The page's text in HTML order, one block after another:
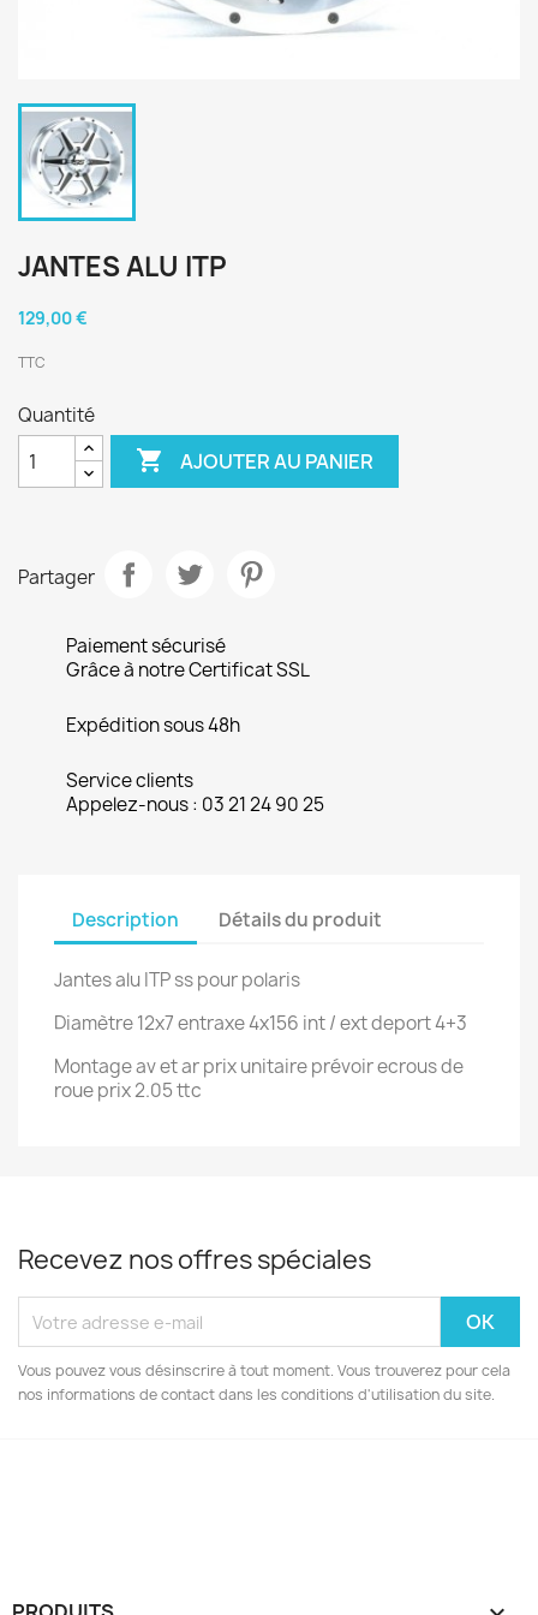
JANTES ALU ITP
129,00 €
TTC
Quantité
 AJOUTER AU PANIER
Partager
Paiement sécurisé
Grâce à notre Certificat SSL
Expédition sous 48h
Service clients
Appelez-nous : 03 21 24 90 25
Description Détails du produit
Jantes alu ITP ss pour polaris
Diamètre 12x7 entraxe 4x156 int / ext deport 4+3
Montage av et ar prix unitaire prévoir ecrous de
roue prix 2.05 ttc
Recevez nos offres spéciales
Vous pouvez vous désinscrire à tout moment. Vous trouverez pour cela
nos informations de contact dans les conditions d'utilisation du site.